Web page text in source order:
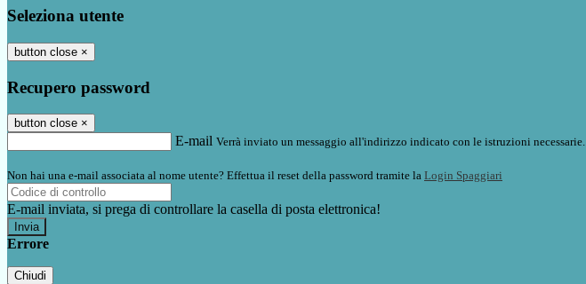
Seleziona utente
button close ×
Recupero password
button close ×
E-mail Verrà inviato un messaggio all'indirizzo indicato con le istruzioni necessarie.
Non hai una e-mail associata al nome utente? Effettua il reset della password tramite la Login Spaggiari
E-mail inviata, si prega di controllare la casella di posta elettronica!
Errore
Chiudi